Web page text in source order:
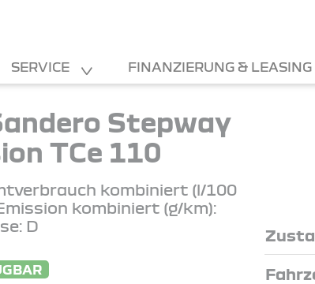
SERVICE FINANZIERUNG & LEASING
Stepway
TCe 110
kombiniert (l/100
kombiniert (g/km):
D